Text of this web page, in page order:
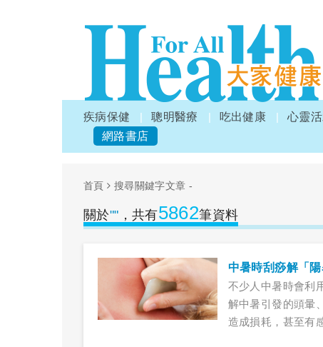
疾病保健 聰明醫療 吃出健康 心靈
網路書店
首頁 搜尋關鍵字文章 -
關於"" ，共有5862筆資料
中暑時刮痧解「
不少人中暑時會利
解中暑引發的頭暈
造成損耗，甚至有